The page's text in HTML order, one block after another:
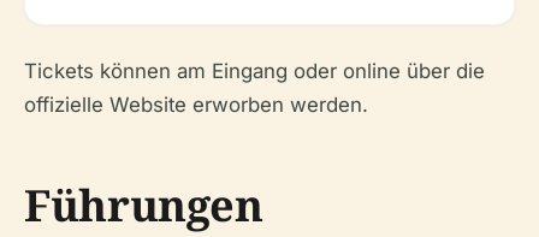
Tickets können am Eingang oder online über die
offizielle Website erworben werden.
Führungen